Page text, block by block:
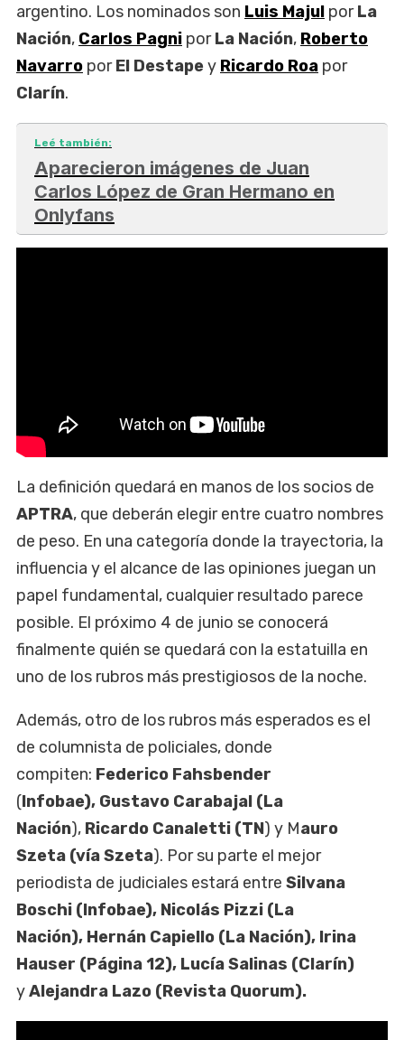
argentino. Los nominados son Luis Majul porLa
Nación, Carlos Pagni porLa Nación, Roberto
Navarro porEl Destape y Ricardo Roa por
Clarín.
Leé también:
Aparecieron imágenes de Juan
Carlos López de Gran Hermano en
Onlyfans
La definición quedará en manos de los socios de
APTRA, que deberán elegir entre cuatro nombres
de peso. En una categoría donde la trayectoria, la
influencia y el alcance de las opiniones juegan un
papel fundamental, cualquier resultado parece
posible. El próximo 4 de junio se conocerá
finalmente quién se quedará con la estatuilla en
uno de los rubros más prestigiosos de la noche.
Además, otro de los rubros más esperados es el
de columnista de policiales, donde
compiten: Federico Fahsbender
(Infobae), Gustavo Carabajal (La
Nación), Ricardo Canaletti (TN) y Mauro
Szeta (vía Szeta). Por su parte el mejor
periodista de judiciales estará entre Silvana
Boschi (Infobae), Nicolás Pizzi (La
Nación), Hernán Capiello (La Nación), Irina
Hauser (Página 12), Lucía Salinas (Clarín)
yAlejandra Lazo (Revista Quorum).